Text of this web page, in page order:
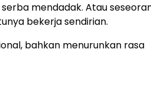
mendadak. Atau
bekerja sendirian.
bahkan menurunkan rasa